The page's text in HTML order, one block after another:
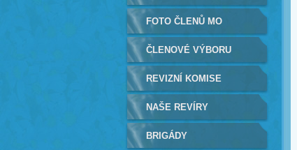
FOTO ČLENŮ MO
ČLENOVÉ VÝBORU
REVIZNÍ KOMISE
NAŠE REVÍRY
BRIGÁDY